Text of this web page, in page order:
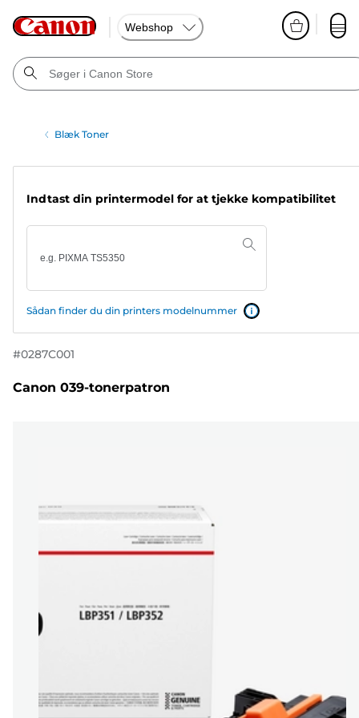
Webshop
Blæk Toner
Indtast din printermodel for at tjekke kompatibilitet
Sådan finder du din printers modelnummer
#0287C001
Canon 039-tonerpatron